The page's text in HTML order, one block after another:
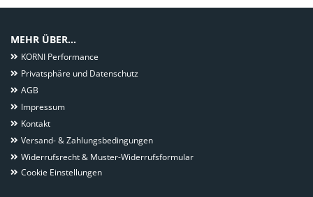
MEHR ÜBER...
KORNI Performance
Privatsphäre und Datenschutz
AGB
Impressum
Kontakt
Versand- & Zahlungsbedingungen
Widerrufsrecht & Muster-Widerrufsformular
Cookie Einstellungen